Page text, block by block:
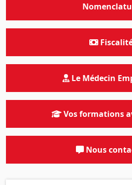
Le Médecin
Vos formations
Nous